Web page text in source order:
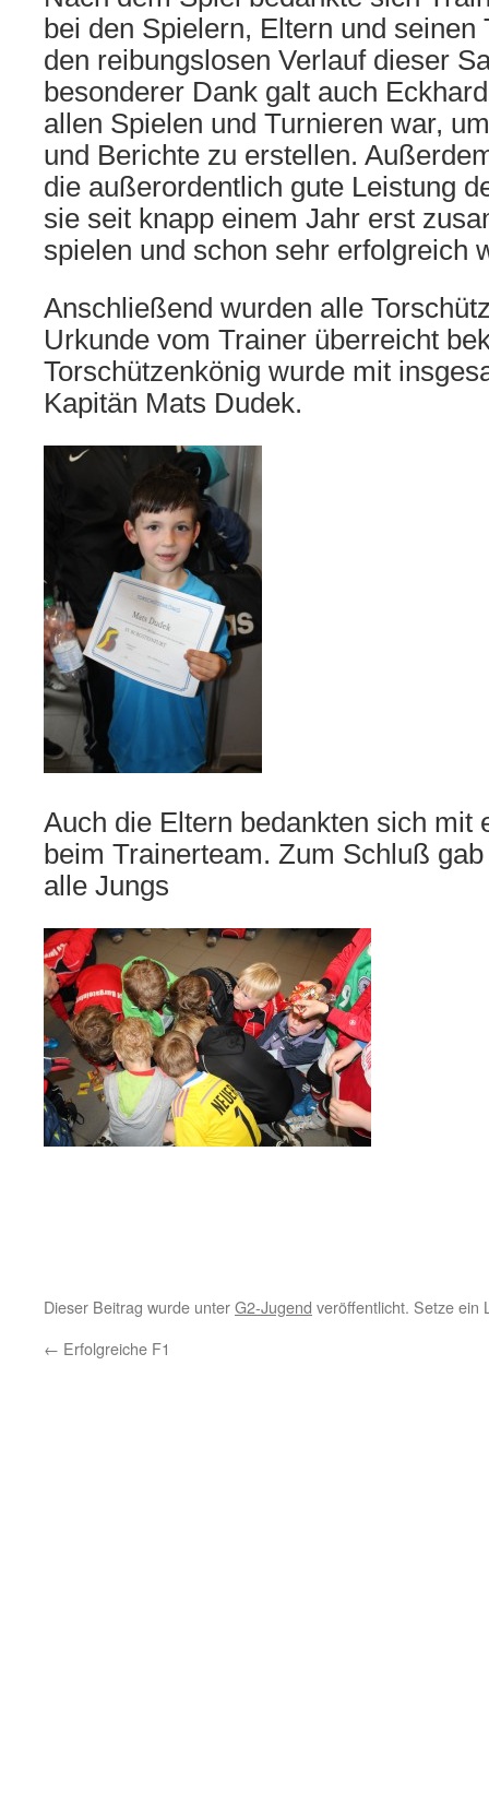
bei den Spielern, Eltern und
den reibungslosen Verlauf dieser
besonderer Dank galt auch
allen Spielen und Turnieren war,
und Berichte zu erstellen.
die außerordentlich gute Leistung
sie seit knapp einem Jahr erst
spielen und schon sehr erfolgreich
Anschließend wurden alle
Urkunde vom Trainer überreicht
Torschützenkönig wurde mit
Kapitän Mats Dudek.
Auch die Eltern bedankten sich mit
beim Trainerteam. Zum Schluß
alle Jungs
Dieser Beitrag wurde unterG2-Jugend veröffentlicht. Setze ein
← Erfolgreiche F1